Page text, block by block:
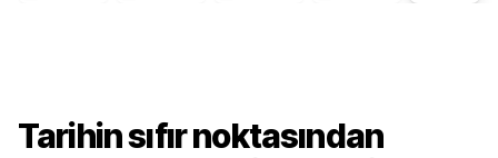
Tarihin sıfır noktasından